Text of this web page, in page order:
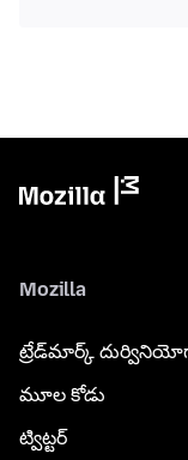
Mozilla
ట్రేడ్‌మార్క్
మూల కోడు
ట్విట్టర్